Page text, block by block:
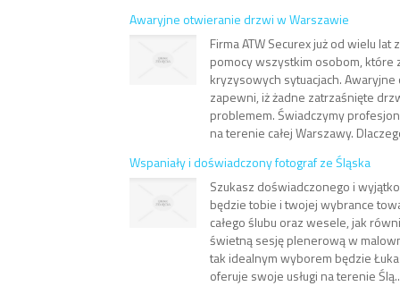
Awaryjne otwieranie drzwi w Warszawie
Firma ATW Securex już od wielu
pomocy wszystkim osobom, które
kryzysowych sytuacjach.
zapewni, iż żadne zatrzaśnięte
problemem. Świadczymy
na terenie całej Warszawy.
Wspaniały i doświadczony fotograf ze Śląska
Szukasz doświadczonego i
będzie tobie i twojej wybrance
całego ślubu oraz wesele, jak
świetną sesję plenerową w
tak idealnym wyborem będzie
oferuje swoje usługi na terenie